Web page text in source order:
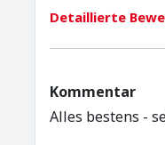
Detaillierte
Kommentar
Alles bestens -